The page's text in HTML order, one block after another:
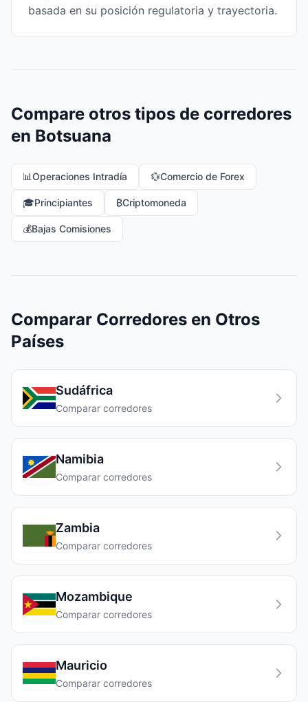
basada en su posición regulatoria y trayectoria.
Compare otros tipos de corredores
en Botsuana
📊Operaciones Intradía 💱Comercio de Forex
🎓Principiantes ₿Criptomoneda
💰Bajas Comisiones
Comparar Corredores en Otros
Países
Sudáfrica
Comparar corredores
Namibia
Comparar corredores
Zambia
Comparar corredores
Mozambique
Comparar corredores
Mauricio
Comparar corredores